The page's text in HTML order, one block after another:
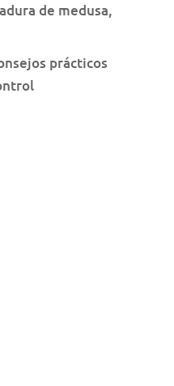
de medusa,
prácticos